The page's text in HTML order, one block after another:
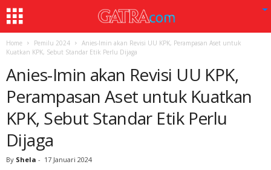
Home Pemilu 2024
Anies-Imin akan Revisi UU KPK, Perampasan Aset untuk
Kuatkan KPK, Sebut Standar Etik Perlu Dijaga
Anies-Imin akan Revisi UU KPK,
Perampasan Aset untuk Kuatkan
KPK, Sebut Standar Etik Perlu
Dijaga
By Shela - 17 Januari 2024